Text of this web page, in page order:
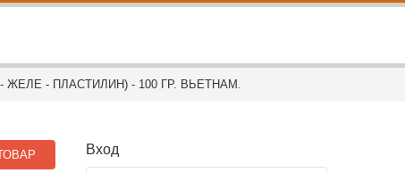
- ПЛАСТИЛИН) - 100 ГР. ВЬЕТНАМ.
Вход